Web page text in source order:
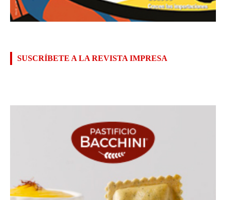
SUSCRÍBETE A LA REVISTA IMPRESA